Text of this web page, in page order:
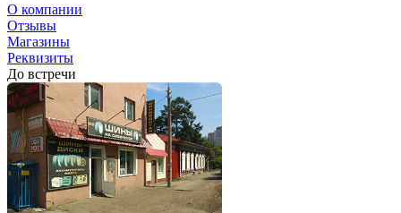
О компании
Отзывы
Магазины
Реквизиты
До встречи